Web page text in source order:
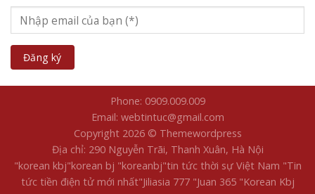
Phone: 0909.009.009
Email: webtintuc@gmail.com
Copyright 2026 © Themewordpress
Địa chỉ: 290 Nguyễn Trãi, Thanh Xuân, Hà Nội
"korean kbj​"korean bj "koreanbj​"tin tức thời sự Việt Nam "Tin
tức tiền điện tử mới nhất​"Jiliasia 777 "Juan 365 "Korean Kbj